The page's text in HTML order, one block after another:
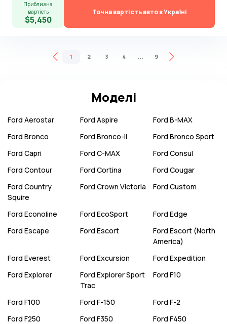
Приблизна
вартість
$5,450
Точна вартість авто в Україні
1 2 3 4 ... 9
Моделі
Ford Aerostar Ford Aspire Ford B-MAX
Ford Bronco Ford Bronco-II Ford Bronco Sport
Ford Capri Ford C-MAX Ford Consul
Ford Contour Ford Cortina Ford Cougar
Ford Country
Squire
Ford Crown Victoria Ford Custom
Ford Econoline Ford EcoSport Ford Edge
Ford Escape Ford Escort Ford Escort (North
America)
Ford Everest Ford Excursion Ford Expedition
Ford Explorer Ford Explorer Sport
Trac
Ford F10
Ford F100 Ford F-150 Ford F-2
Ford F250 Ford F350 Ford F450